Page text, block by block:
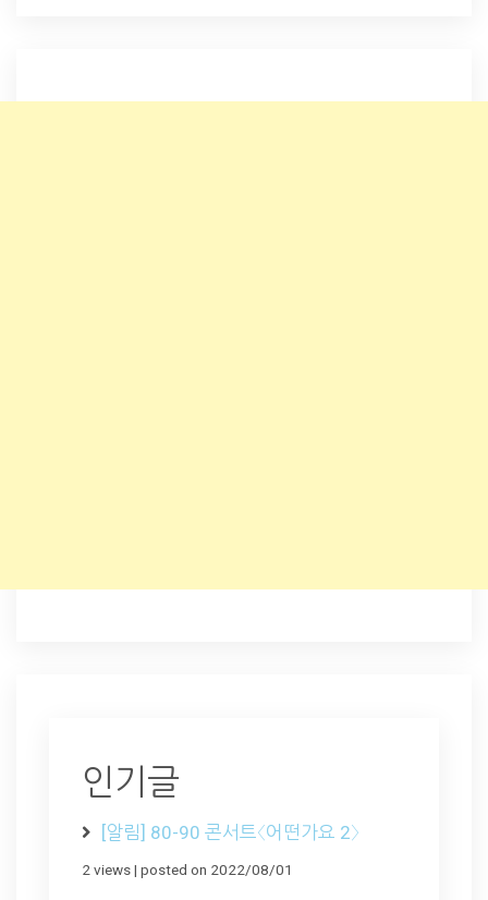
인기글
[알림] 80-90 콘서트〈어떤가요 2〉
2 views| posted on 2022/08/01